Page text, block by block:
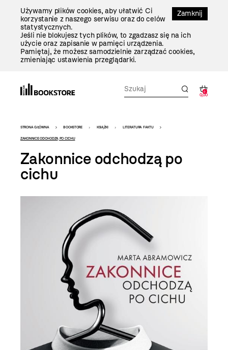
Zamknij
Używamy plików cookies, aby ułatwić Ci
korzystanie z naszego serwisu oraz do celów
statystycznych.
Jeśli nie blokujesz tych plików, to zgadzasz się na ich
użycie oraz zapisanie w pamięci urządzenia.
Pamiętaj, że możesz samodzielnie zarządzać cookies,
zmieniając ustawienia przeglądarki.
0
0,00
Bookstore
-
szablon
szczegóły
STRONA GŁÓWNA BOOKSTORE KSIĄŻKI LITERATURA FAKTU
ZAKONNICE ODCHODZĄ PO CICHU
Zakonnice odchodzą po
cichu